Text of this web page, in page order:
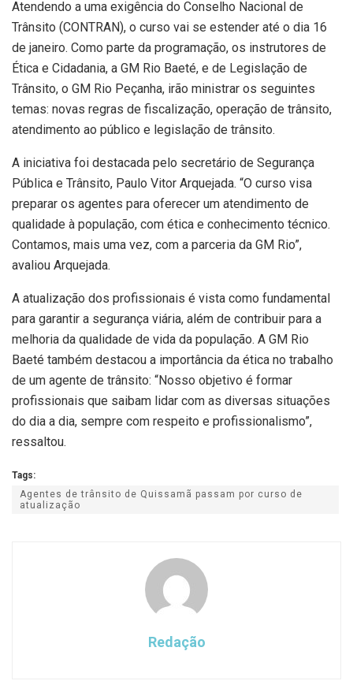
Atendendo a uma exigência do Conselho Nacional de
Trânsito (CONTRAN), o curso vai se estender até o dia 16
de janeiro. Como parte da programação, os instrutores de
Ética e Cidadania, a GM Rio Baeté, e de Legislação de
Trânsito, o GM Rio Peçanha, irão ministrar os seguintes
temas: novas regras de fiscalização, operação de trânsito,
atendimento ao público e legislação de trânsito.
A iniciativa foi destacada pelo secretário de Segurança
Pública e Trânsito, Paulo Vitor Arquejada. “O curso visa
preparar os agentes para oferecer um atendimento de
qualidade à população, com ética e conhecimento técnico.
Contamos, mais uma vez, com a parceria da GM Rio”,
avaliou Arquejada.
A atualização dos profissionais é vista como fundamental
para garantir a segurança viária, além de contribuir para a
melhoria da qualidade de vida da população. A GM Rio
Baeté também destacou a importância da ética no trabalho
de um agente de trânsito: “Nosso objetivo é formar
profissionais que saibam lidar com as diversas situações
do dia a dia, sempre com respeito e profissionalismo”,
ressaltou.
Tags:
Agentes de trânsito de Quissamã passam por curso de
atualização
Redação